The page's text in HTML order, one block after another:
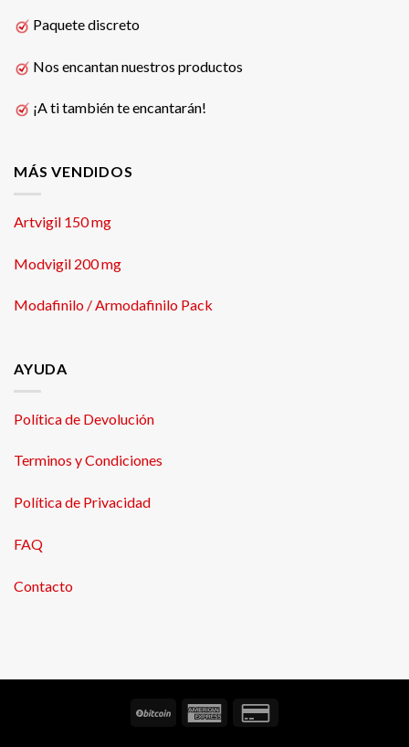
Paquete discreto
Nos encantan nuestros productos
¡A ti también te encantarán!
MÁS VENDIDOS
Artvigil 150 mg
Modvigil 200 mg
Modafinilo / Armodafinilo Pack
AYUDA
Política de Devolución
Terminos y Condiciones
Política de Privacidad
FAQ
Contacto